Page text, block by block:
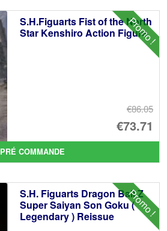
Promo !
S.H.Figuarts Fist of the North
Star Kenshiro Action Figure
€86.05
€73.71
Le
PRÉ COMMANDE
Promo !
S.H. Figuarts Dragon Ball Z
Super Saiyan Son Goku (
Legendary ) Reissue